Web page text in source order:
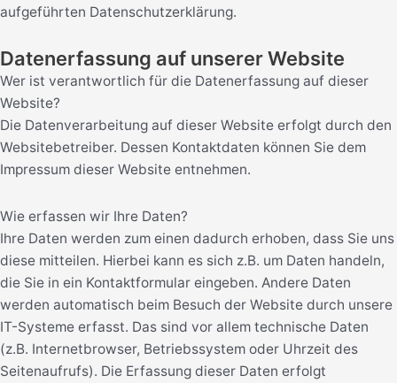
aufgeführten Datenschutzerklärung.
Datenerfassung auf unserer Website
Wer ist verantwortlich für die Datenerfassung auf dieser
Website?
Die Datenverarbeitung auf dieser Website erfolgt durch den
Websitebetreiber. Dessen Kontaktdaten können Sie dem
Impressum dieser Website entnehmen.
Wie erfassen wir Ihre Daten?
Ihre Daten werden zum einen dadurch erhoben, dass Sie uns
diese mitteilen. Hierbei kann es sich z.B. um Daten handeln,
die Sie in ein Kontaktformular eingeben. Andere Daten
werden automatisch beim Besuch der Website durch unsere
IT-Systeme erfasst. Das sind vor allem technische Daten
(z.B. Internetbrowser, Betriebssystem oder Uhrzeit des
Seitenaufrufs). Die Erfassung dieser Daten erfolgt